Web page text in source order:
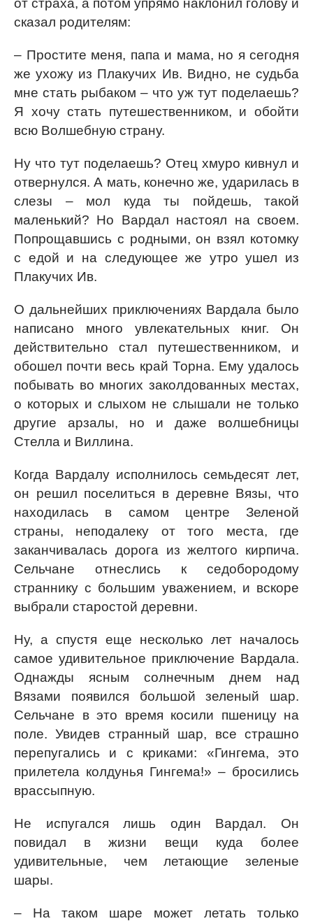
от страха, а потом упрямо наклонил голову и
сказал родителям:
– Простите меня, папа и мама, но я сегодня
же ухожу из Плакучих Ив. Видно, не судьба
мне стать рыбаком – что уж тут поделаешь?
Я хочу стать путешественником, и обойти
всю Волшебную страну.
Ну что тут поделаешь? Отец хмуро кивнул и
отвернулся. А мать, конечно же, ударилась в
слезы – мол куда ты пойдешь, такой
маленький? Но Вардал настоял на своем.
Попрощавшись с родными, он взял котомку
с едой и на следующее же утро ушел из
Плакучих Ив.
О дальнейших приключениях Вардала было
написано много увлекательных книг. Он
действительно стал путешественником, и
обошел почти весь край Торна. Ему удалось
побывать во многих заколдованных местах,
о которых и слыхом не слышали не только
другие арзалы, но и даже волшебницы
Стелла и Виллина.
Когда Вардалу исполнилось семьдесят лет,
он решил поселиться в деревне Вязы, что
находилась в самом центре Зеленой
страны, неподалеку от того места, где
заканчивалась дорога из желтого кирпича.
Сельчане отнеслись к седобородому
страннику с большим уважением, и вскоре
выбрали старостой деревни.
Ну, а спустя еще несколько лет началось
самое удивительное приключение Вардала.
Однажды ясным солнечным днем над
Вязами появился большой зеленый шар.
Сельчане в это время косили пшеницу на
поле. Увидев странный шар, все страшно
перепугались и с криками: «Гингема, это
прилетела колдунья Гингема!» – бросились
врассыпную.
Не испугался лишь один Вардал. Он
повидал в жизни вещи куда более
удивительные, чем летающие зеленые
шары.
– На таком шаре может летать только